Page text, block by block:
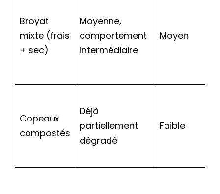
Broyat
mixte (frais
+ sec)
Moyenne,
comportement
intermédiaire
Moyen
Copeaux
compostés
Déjà
partiellement
dégradé
Faible